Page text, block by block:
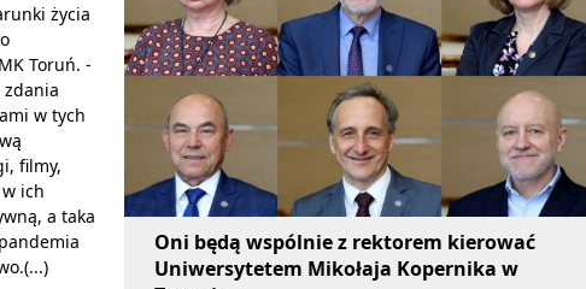
Oni będą wspólnie z rektorem kierować
Uniwersytetem Mikołaja Kopernika w
życia
Toruń. -
zdania
w tych
filmy,
ich
a taka